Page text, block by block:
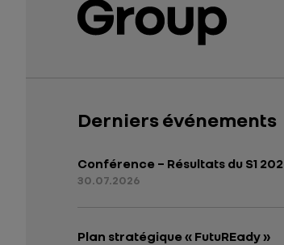
Derniers événements
Conférence – Résultats du S1
30.07.2026
Plan stratégique « FutuREady »